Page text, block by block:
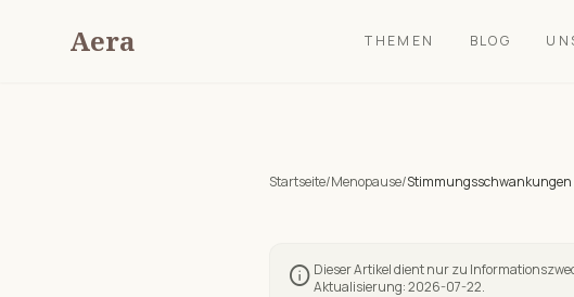
Aera THEMEN BLOG
Startseite/Menopause/Stimmungsschwankungen
info Dieser Artikel dient nur zu
Aktualisierung:2026-07-22.